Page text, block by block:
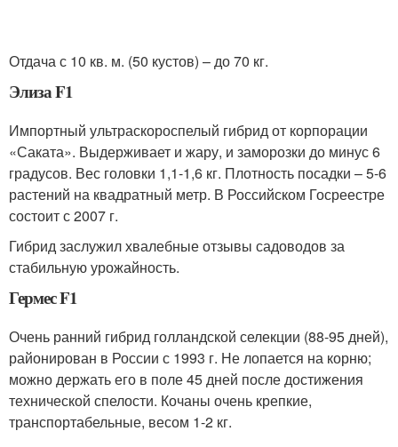
Отдача с 10 кв. м. (50 кустов) – до 70 кг.
Элиза F1
Импортный ультраскороспелый гибрид от корпорации
«Саката». Выдерживает и жару, и заморозки до минус 6
градусов. Вес головки 1,1-1,6 кг. Плотность посадки – 5-6
растений на квадратный метр. В Российском Госреестре
состоит с 2007 г.
Гибрид заслужил хвалебные отзывы садоводов за
стабильную урожайность.
Гермес F1
Очень ранний гибрид голландской селекции (88-95 дней),
районирован в России с 1993 г. Не лопается на корню;
можно держать его в поле 45 дней после достижения
технической спелости. Кочаны очень крепкие,
транспортабельные, весом 1-2 кг.